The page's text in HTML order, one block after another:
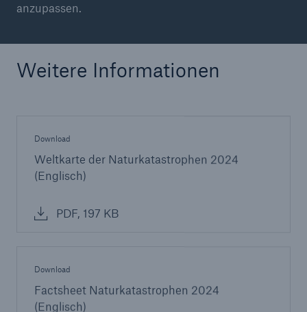
anzupassen.
Weitere Informationen
Download
Weltkarte der Naturkatastrophen 2024
(Englisch)
PDF, 197 KB
Download
Factsheet Naturkatastrophen 2024
(Englisch)